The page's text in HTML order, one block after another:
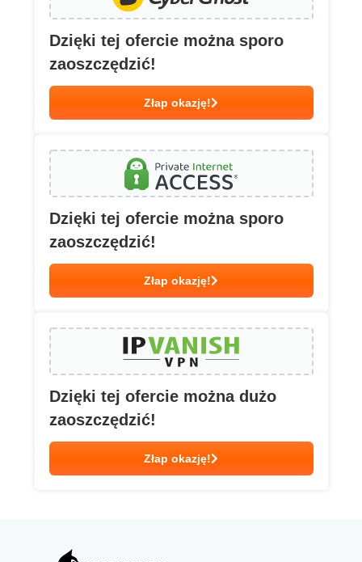
Dzięki tej ofercie można sporo
zaoszczędzić!
Złap okazję!
Dzięki tej ofercie można sporo
zaoszczędzić!
Złap okazję!
Dzięki tej ofercie można dużo
zaoszczędzić!
Złap okazję!